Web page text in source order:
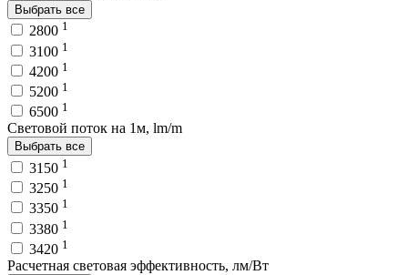
Выбрать все
2800 1
3100 1
4200 1
5200 1
6500 1
Световой поток на 1м, lm/m
Выбрать все
3150 1
3250 1
3350 1
3380 1
3420 1
Расчетная световая эффективность, лм/Вт